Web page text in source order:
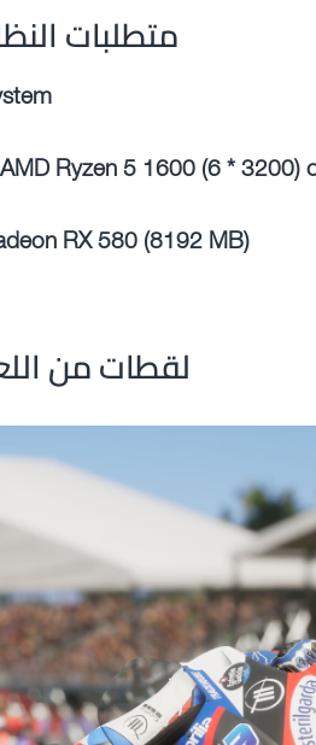
متطلبات
Ryzen 5 1600 (6 * 3200)
RX 580 (8192 MB)
لقطات من